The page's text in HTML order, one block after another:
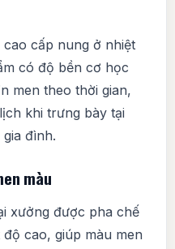
cấp nung ở nhiệt
có độ bền cơ học
men theo thời gian,
khi trưng bày tại
đình.
màu
xưởng được pha chế
cao, giúp màu men